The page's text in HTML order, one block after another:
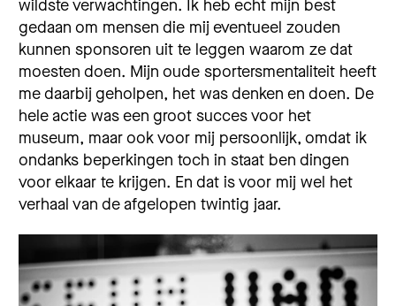
wildste verwachtingen. Ik heb echt mijn best
gedaan om mensen die mij eventueel zouden
kunnen sponsoren uit te leggen waarom ze dat
moesten doen. Mijn oude sportersmentaliteit heeft
me daarbij geholpen, het was denken en doen. De
hele actie was een groot succes voor het
museum, maar ook voor mij persoonlijk, omdat ik
ondanks beperkingen toch in staat ben dingen
voor elkaar te krijgen. En dat is voor mij wel het
verhaal van de afgelopen twintig jaar.